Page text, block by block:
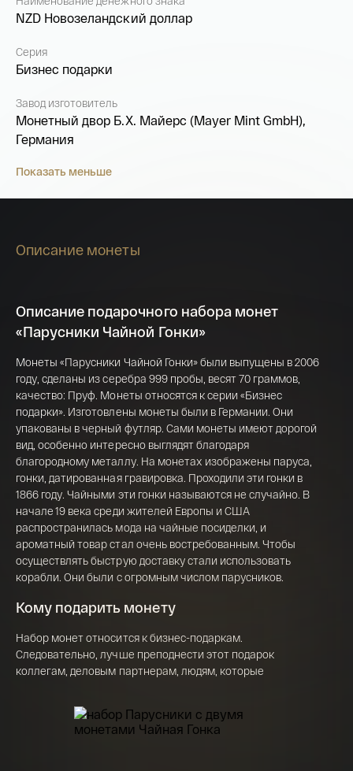
NZD Новозеландский доллар
Серия
Бизнес подарки
Завод изготовитель
Монетный двор Б.Х. Майерс (Mayer Mint GmbH),
Германия
Показать меньше
Описание монеты
Описание подарочного набора монет
«Парусники Чайной Гонки»
Монеты «Парусники Чайной Гонки» были выпущены в 2006
году, сделаны из серебра 999 пробы, весят 70 граммов,
качество: Пруф. Монеты относятся к серии «Бизнес
подарки». Изготовлены монеты были в Германии. Они
упакованы в черный футляр. Сами монеты имеют дорогой
вид, особенно интересно выглядят благодаря
благородному металлу. На монетах изображены паруса,
гонки, датированная гравировка. Проходили эти гонки в
1866 году. Чайными эти гонки называются не случайно. В
начале 19 века среди жителей Европы и США
распространилась мода на чайные посиделки, и
ароматный товар стал очень востребованным. Чтобы
осуществлять быструю доставку стали использовать
корабли. Они были с огромным числом парусников.
Кому подарить монету
Набор монет относится к бизнес-подаркам.
Следовательно, лучше преподнести этот подарок
коллегам, деловым партнерам, людям, которые
подарком может стать универсальным: его можно
вручить как мужчине, так и женщине. Подбирать подарки
коллегам по бизнесу нужно тщательно обдумывая их
Российская инвестиционная монета
Георгий Победоносец золото 100 рублей
15,5 гр 2021
142 000 ₽
Имя*
Телефон*
Я ознакомлен(а) с Правилами оформления